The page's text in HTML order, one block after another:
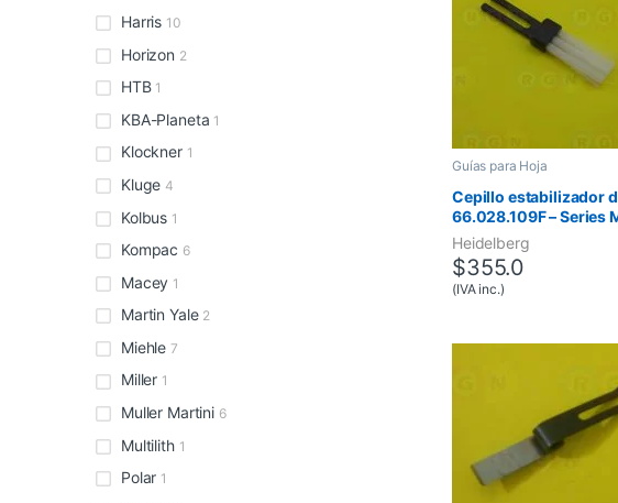
Guías para Hoja
Cepillo estabilizador
66.028.109F – Series
Heidelberg
$355.0
(IVA inc.)
Harris 10
Horizon 2
HTB 1
KBA-Planeta 1
Klockner 1
Kluge 4
Kolbus 1
Kompac 6
Macey 1
Martin Yale 2
Miehle 7
Miller 1
Muller Martini 6
Multilith 1
Polar 1